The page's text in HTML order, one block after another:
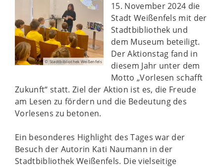
© Stadtbibliothek Weißenfels
15. November 2024 die
Stadt Weißenfels mit der
Stadtbibliothek und
dem Museum beteiligt.
Der Aktionstag fand in
diesem Jahr unter dem
Motto „Vorlesen schafft
Zukunft“ statt. Ziel der Aktion ist es, die Freude
am Lesen zu fördern und die Bedeutung des
Vorlesens zu betonen.
Ein besonderes Highlight des Tages war der
Besuch der Autorin Kati Naumann in der
Stadtbibliothek Weißenfels. Die vielseitige